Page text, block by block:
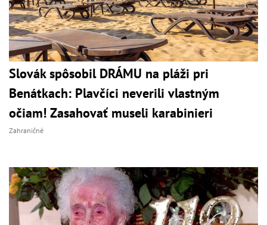
Slovák spôsobil DRÁMU na pláži pri
Benátkach: Plavčíci neverili vlastným
očiam! Zasahovať museli karabinieri
Zahraničné